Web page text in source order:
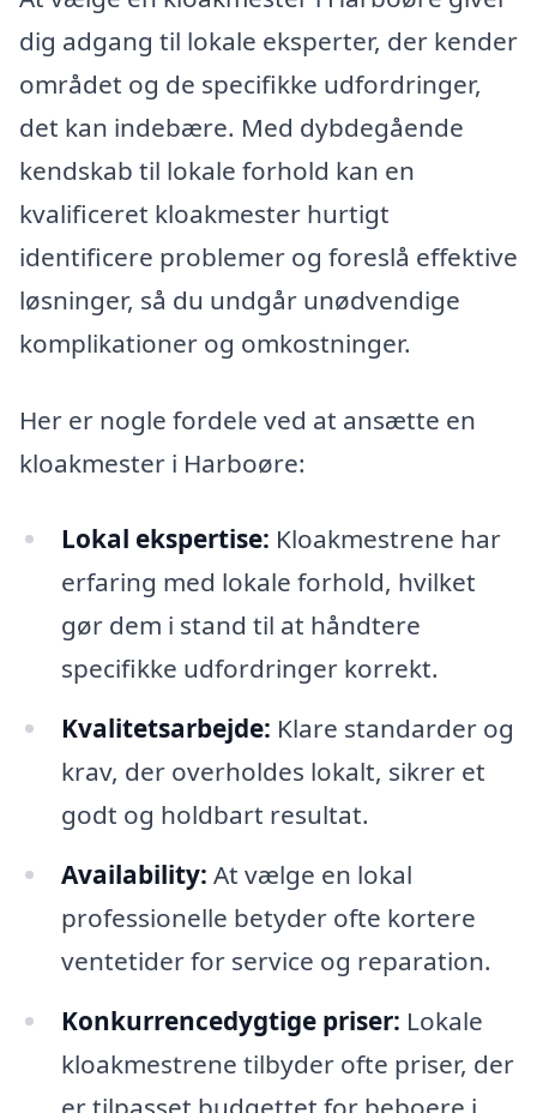
dig adgang til lokale eksperter, der kender
området og de specifikke udfordringer,
det kan indebære. Med dybdegående
kendskab til lokale forhold kan en
kvalificeret kloakmester hurtigt
identificere problemer og foreslå effektive
løsninger, så du undgår unødvendige
komplikationer og omkostninger.
Her er nogle fordele ved at ansætte en
kloakmester i Harboøre:
Lokal ekspertise: Kloakmestrene har
erfaring med lokale forhold, hvilket
gør dem i stand til at håndtere
specifikke udfordringer korrekt.
Kvalitetsarbejde: Klare standarder og
krav, der overholdes lokalt, sikrer et
godt og holdbart resultat.
Availability: At vælge en lokal
professionelle betyder ofte kortere
ventetider for service og reparation.
Konkurrencedygtige priser: Lokale
kloakmestrene tilbyder ofte priser, der